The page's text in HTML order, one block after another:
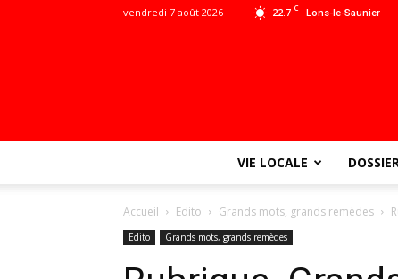
22.7 C Lons-le-Saunier
vendredi 7 août 2026
VIE LOCALE
Accueil Edito Grands mots, grands remèdes
Edito Grands mots, grands remèdes